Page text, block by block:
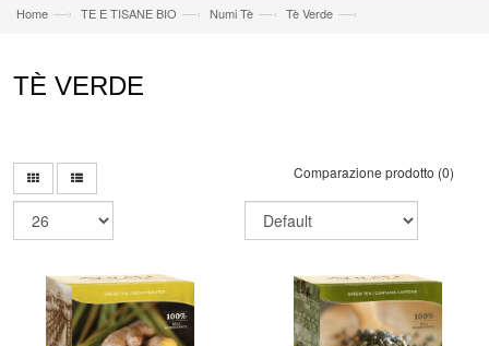
Home —› TE E TISANE BIO —› Numi Tè —› Tè Verde —›
TÈ VERDE
Comparazione prodotto (0)